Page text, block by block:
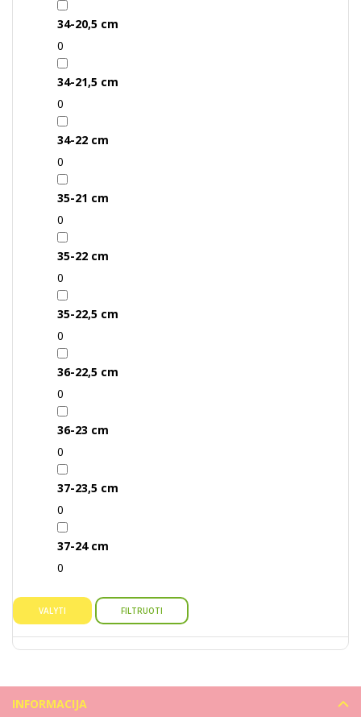
34-20,5 cm
0
34-21,5 cm
0
34-22 cm
0
35-21 cm
0
35-22 cm
0
35-22,5 cm
0
36-22,5 cm
0
36-23 cm
0
37-23,5 cm
0
37-24 cm
0
VALYTI FILTRUOTI
INFORMACIJA